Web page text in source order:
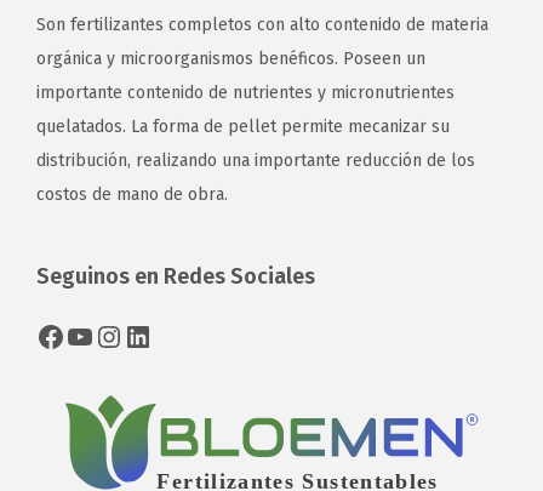
Son fertilizantes completos con alto contenido de materia
orgánica y microorganismos benéficos. Poseen un
importante contenido de nutrientes y micronutrientes
quelatados. La forma de pellet permite mecanizar su
distribución, realizando una importante reducción de los
costos de mano de obra.
Seguinos en Redes Sociales
Facebook YouTube Instagram LinkedIn